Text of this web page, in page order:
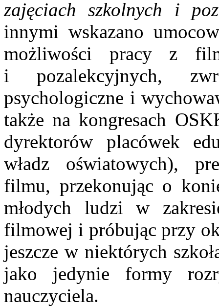
zajęciach szkolnych i
innymi wskazano
możliwości pracy z
i pozalekcyjnych,
psychologiczne i
także na kongresach
dyrektorów placówek
władz oświatowych),
filmu, przekonując o
młodych ludzi w
filmowej i próbując przy
jeszcze w niektórych
jako jedynie formy
nauczyciela.